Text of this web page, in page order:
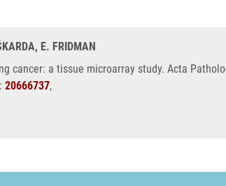
E. FRIDMAN
cancer: a tissue microarray study. Acta
20666737,